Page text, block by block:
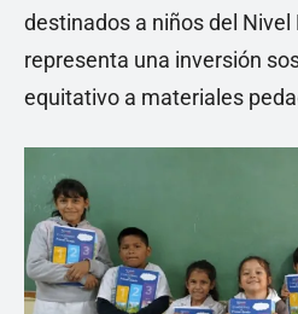
destinados a niños del
representa una inversión
equitativo a materiales